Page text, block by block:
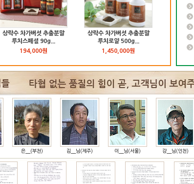
상락수 차가버섯 추출분말
루치스페셜 90g...
194,000원
상락수 차가버섯 추출분말
루치로얄 500g...
1,450,000원
은__(부천) 김__님(제주) 이__님(서울) 강__님(인천)